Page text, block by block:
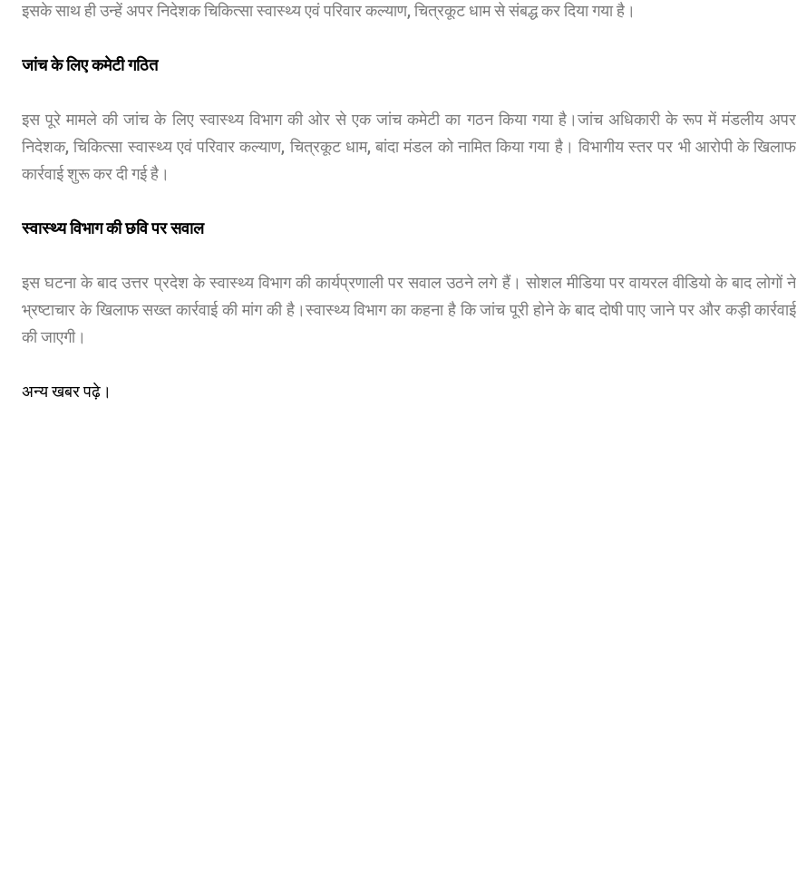
इसके साथ ही उन्हें अपर निदेशक चिकित्सा स्वास्थ्य एवं परिवार कल्याण, चित्रकूट धाम से संबद्ध कर दिया गया है।
जांच के लिए कमेटी गठित
इस पूरे मामले की जांच के लिए स्वास्थ्य विभाग की ओर से एक जांच कमेटी का गठन किया गया है।जांच अधिकारी के रूप में मंडलीय अपर
निदेशक, चिकित्सा स्वास्थ्य एवं परिवार कल्याण, चित्रकूट धाम, बांदा मंडल को नामित किया गया है। विभागीय स्तर पर भी आरोपी के खिलाफ
कार्रवाई शुरू कर दी गई है।
स्वास्थ्य विभाग की छवि पर सवाल
इस घटना के बाद उत्तर प्रदेश के स्वास्थ्य विभाग की कार्यप्रणाली पर सवाल उठने लगे हैं। सोशल मीडिया पर वायरल वीडियो के बाद लोगों ने
भ्रष्टाचार के खिलाफ सख्त कार्रवाई की मांग की है।स्वास्थ्य विभाग का कहना है कि जांच पूरी होने के बाद दोषी पाए जाने पर और कड़ी कार्रवाई
की जाएगी।
अन्य खबर पढ़े।